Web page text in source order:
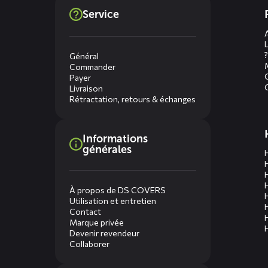
Service
Général
Commander
Payer
Livraison
Rétractation, retours & échanges
Informations
générales
À propos de DS COVERS
Utilisation et entretien
Contact
Marque privée
Devenir revendeur
Collaborer
?